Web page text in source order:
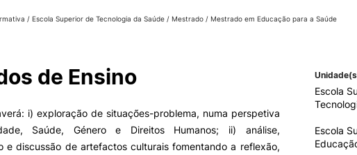
Diplomas Estrangeiros
/ Escola Superior de Tecnologia da Saúde / Mestrado / Mestrado em Educação para a Saúde
de Ensino
i) exploração de situações-problema, numa perspetiva
Saúde, Género e Direitos Humanos; ii) análise,
e discussão de artefactos culturais fomentando a reflexão,
Escola
Escola